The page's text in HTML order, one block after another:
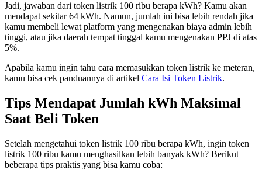
Jadi, jawaban dari token listrik 100 ribu berapa kWh? Kamu akan
mendapat sekitar 64 kWh. Namun, jumlah ini bisa lebih rendah jika
kamu membeli lewat platform yang mengenakan biaya admin lebih
tinggi, atau jika daerah tempat tinggal kamu mengenakan PPJ di atas
5%.
Apabila kamu ingin tahu cara memasukkan token listrik ke meteran,
kamu bisa cek panduannya di artikel Cara Isi Token Listrik.
Tips Mendapat Jumlah kWh Maksimal
Saat Beli Token
Setelah mengetahui token listrik 100 ribu berapa kWh, ingin token
listrik 100 ribu kamu menghasilkan lebih banyak kWh? Berikut
beberapa tips praktis yang bisa kamu coba: